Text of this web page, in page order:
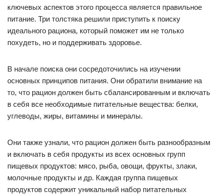
ключевых аспектов этого процесса является правильное
питание. Три толстяка решили приступить к поиску
идеального рациона, который поможет им не только
похудеть, но и поддерживать здоровье.
В начале поиска они сосредоточились на изучении
основных принципов питания. Они обратили внимание на
то, что рацион должен быть сбалансированным и включать
в себя все необходимые питательные вещества: белки,
углеводы, жиры, витамины и минералы.
Они также узнали, что рацион должен быть разнообразным
и включать в себя продукты из всех основных групп
пищевых продуктов: мясо, рыба, овощи, фрукты, злаки,
молочные продукты и др. Каждая группа пищевых
продуктов содержит уникальный набор питательных